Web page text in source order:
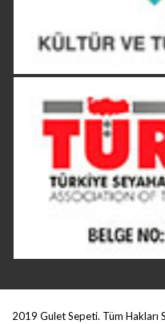
2019 Gulet Sepeti. Tüm Hakları